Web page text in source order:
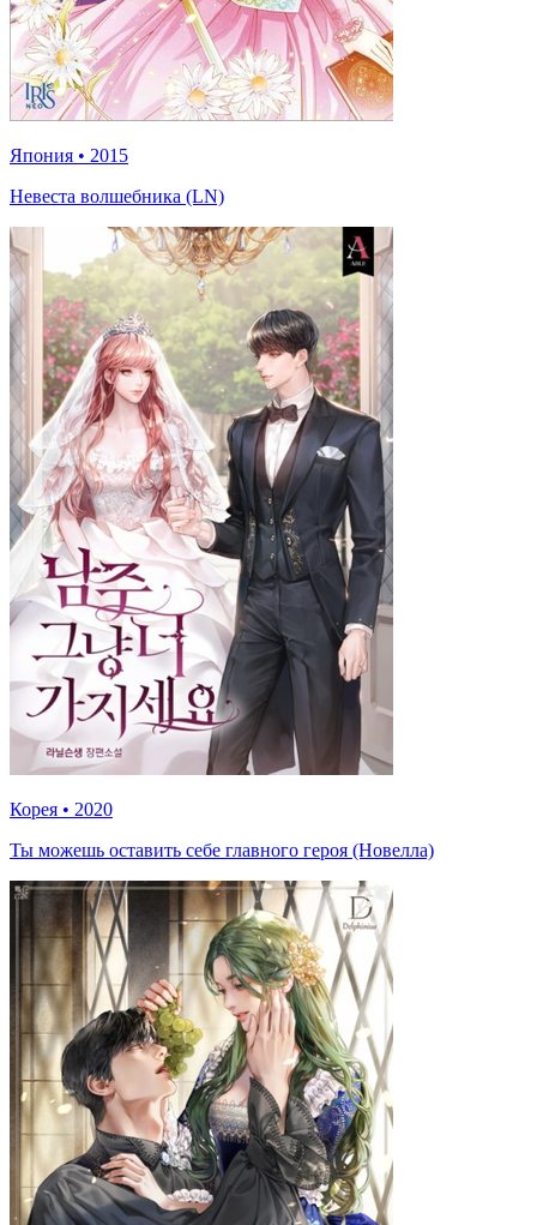
Япония • 2015
Невеста волшебника (LN)
Корея • 2020
Ты можешь оставить себе главного героя (Новелла)